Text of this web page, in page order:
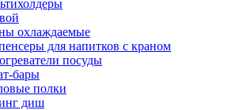
охлаждаемые
для напитков с краном
посуды
бары
полки
диш